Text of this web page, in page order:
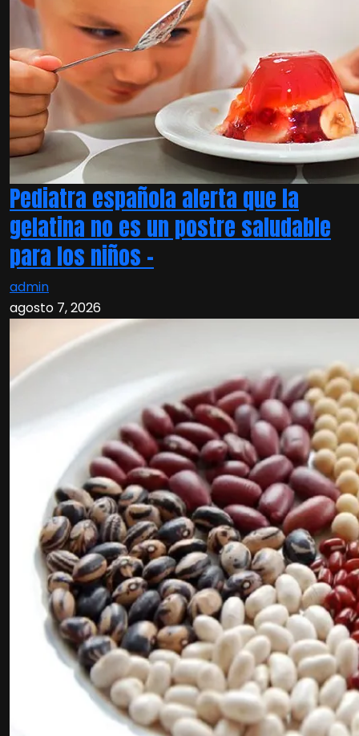
Pediatra española alerta que la
gelatina no es un postre saludable
para los niños –
admin
agosto 7, 2026